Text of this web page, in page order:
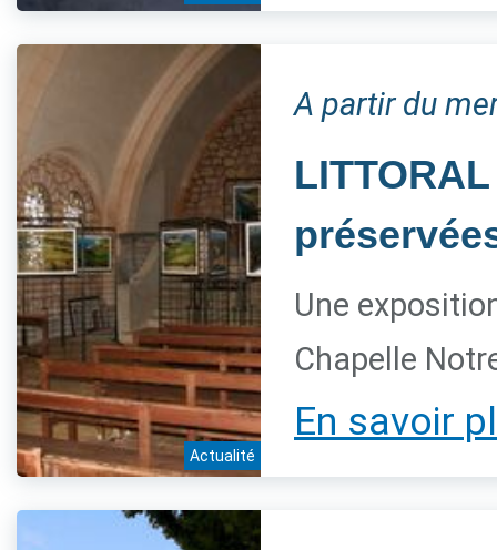
Actualité
A partir du
Une
Chapelle
En savoir